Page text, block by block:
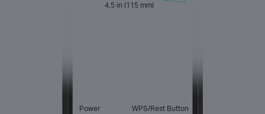
4.5 in (115 mm)
Power WPS/Rest Button